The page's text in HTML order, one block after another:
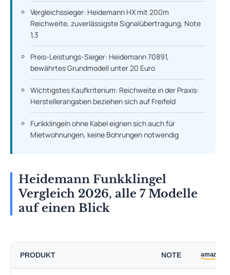
Vergleichssieger: Heidemann HX mit 200m
Reichweite, zuverlässigste Signalübertragung, Note
1,3
Preis-Leistungs-Sieger: Heidemann 70891,
bewährtes Grundmodell unter 20 Euro
Wichtigstes Kaufkriterium: Reichweite in der Praxis:
Herstellerangaben beziehen sich auf Freifeld
Funkklingeln ohne Kabel eignen sich auch für
Mietwohnungen, keine Bohrungen notwendig
Heidemann Funkklingel
Vergleich 2026, alle 7 Modelle
auf einen Blick
PRODUKT NOTE